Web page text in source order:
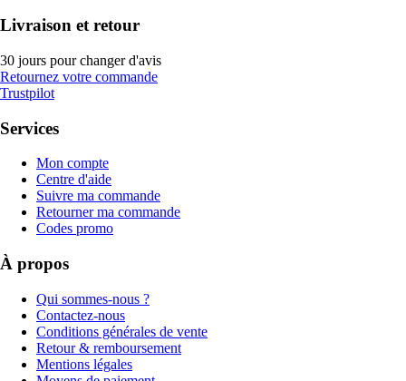
Livraison et retour
30 jours pour changer d'avis
Retournez votre commande
Trustpilot
Services
Mon compte
Centre d'aide
Suivre ma commande
Retourner ma commande
Codes promo
À propos
Qui sommes-nous ?
Contactez-nous
Conditions générales de vente
Retour & remboursement
Mentions légales